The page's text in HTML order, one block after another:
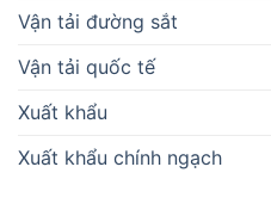
Vận tải đường sắt
Vận tải quốc tế
Xuất khẩu
Xuất khẩu chính ngạch